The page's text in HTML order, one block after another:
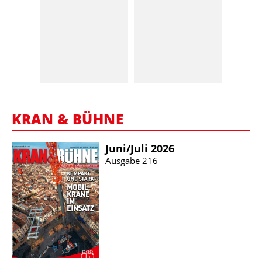
KRAN & BÜHNE
Juni/​Juli 2026
Ausgabe 216